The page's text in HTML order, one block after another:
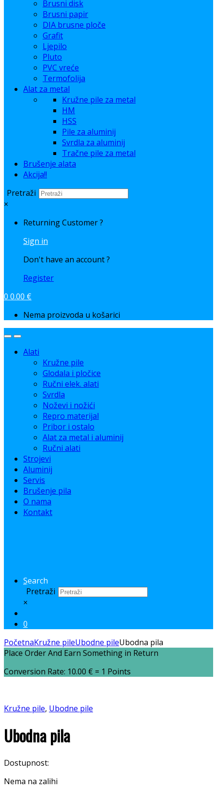
Brusni disk
Brusni papir
DIA brusne ploče
Grafit
Ljepilo
Pluto
PVC vreće
Termofolija
Alat za metal
Kružne pile za metal
HM
HSS
Pile za aluminij
Svrdla za aluminij
Tračne pile za metal
Brušenje alata
Akcija!!
Pretraži
×
Returning Customer ?
Sign in
Don't have an account ?
Register
0 0.00 €
Nema proizvoda u košarici
Alati
Kružne pile
Glodala i pločice
Ručni elek. alati
Svrdla
Noževi i nožići
Repro materijal
Pribor i ostalo
Alat za metal i aluminij
Ručni alati
Strojevi
Aluminij
Servis
Brušenje pila
O nama
Kontakt
Search
Pretraži
×
0
PočetnaKružne pileUbodne pileUbodna pila
Place Order And Earn Something in Return
Conversion Rate: 10.00 € = 1 Points
Kružne pile, Ubodne pile
Ubodna pila
Dostupnost:
Nema na zalihi